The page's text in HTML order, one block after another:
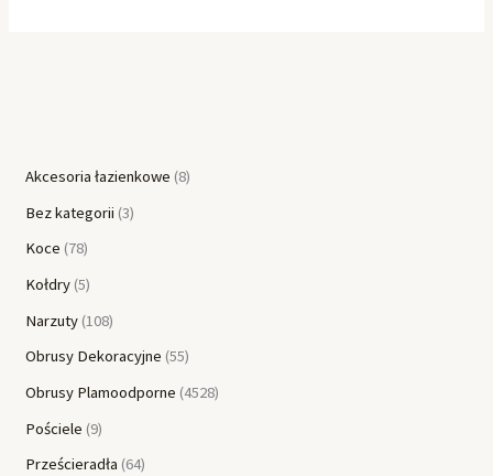
Akcesoria łazienkowe 8
Bez kategorii 3
Koce 78
Kołdry 5
Narzuty 108
Obrusy Dekoracyjne 55
Obrusy Plamoodporne 4528
Pościele 9
Prześcieradła 64